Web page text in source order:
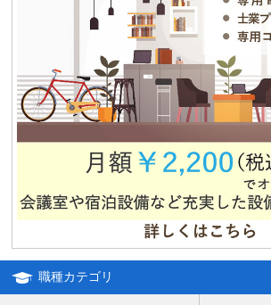
独立・移転をお考えの方、必見！！格安合同貸
職種カテゴリ